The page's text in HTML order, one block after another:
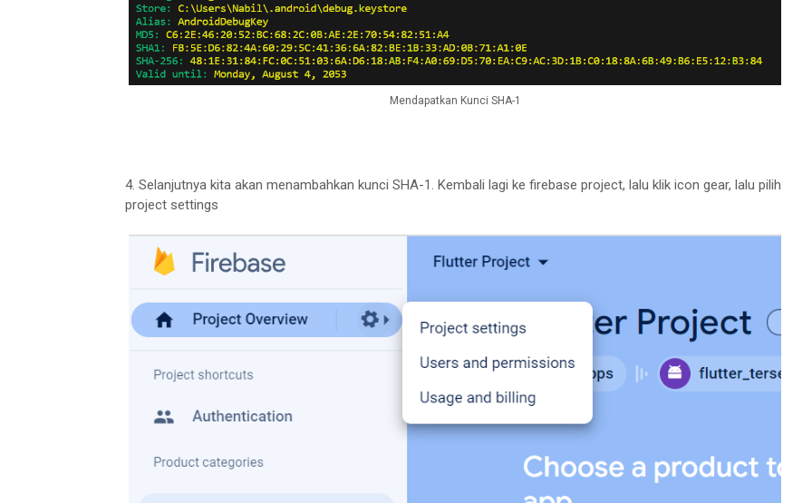
Mendapatkan Kunci SHA-1
4. Selanjutnya kita akan menambahkan kunci SHA-1. Kembali lagi ke firebase project, lalu klik icon gear, lalu pilih
project settings